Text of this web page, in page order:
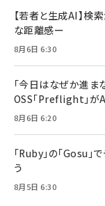
【若者と生成AI】検
な距離感ー
8月6日 6:30
「今日はなぜか進ま
OSS「Preflight」が
8月6日 6:20
「Ruby」の「Gosu」
う
8月5日 6:30